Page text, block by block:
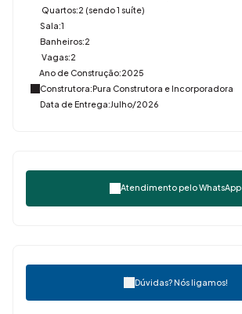
Quartos:2 (sendo 1 suíte)
Sala:1
Banheiros:2
Vagas:2
Ano de Construção:2025
Construtora:Pura Construtora e Incorporadora
Data de Entrega:Julho/2026
Atendimento peloWhatsApp
Dúvidas? Nós ligamos!